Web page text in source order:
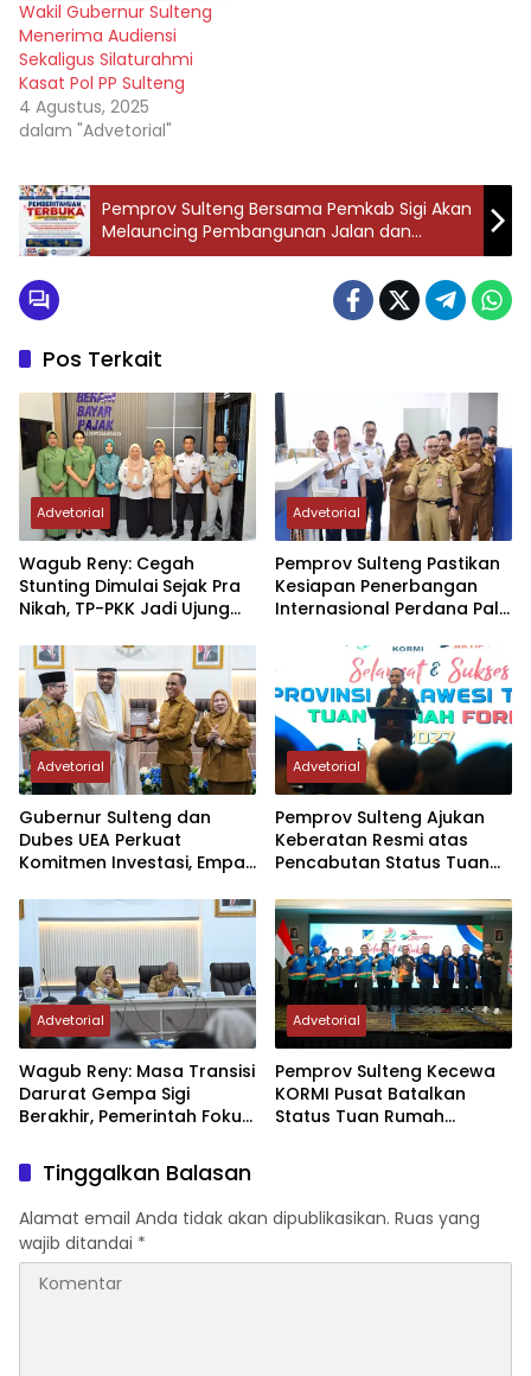
di halaman kantor Wali
Kota Palu jalan Balai Kota
Timur Senin (18/3-2019).
Dalam kesempatan
tersebut Wali…
Wakil Gubernur Sulteng
Menerima Audiensi
Sekaligus Silaturahmi
Kasat Pol PP Sulteng
4 Agustus, 2025
dalam "Advetorial"
Pemprov Sulteng Bersama Pemkab Sigi Akan
Melauncing Pembangunan Jalan dan
Jembatan Kabupaten Sigi
Pos Terkait
Advetorial
Wagub Reny: Cegah
Stunting Dimulai Sejak Pra
Nikah, TP-PKK Jadi Ujung
Advetorial
Pemprov Sulteng Pastikan
Kesiapan Penerbangan
Internasional Perdana Palu
Advetorial
Gubernur Sulteng dan
Dubes UEA Perkuat
Komitmen Investasi, Empat
Advetorial
Pemprov Sulteng Ajukan
Keberatan Resmi atas
Pencabutan Status Tuan
2027
Advetorial
Wagub Reny: Masa Transisi
Darurat Gempa Sigi
Berakhir, Pemerintah Fokus
Advetorial
Pemprov Sulteng Kecewa
KORMI Pusat Batalkan
Status Tuan Rumah
Tinggalkan Balasan
Alamat email Anda tidak akan dipublikasikan. Ruas yang
wajib ditandai *